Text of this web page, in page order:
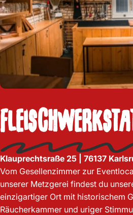
Klauprechtsraße 25 76137
Vom Gesellenzimmer zur
unserer Metzgerei findest du
einzigartiger Ort mit historischem
Räucherkammer und uriger